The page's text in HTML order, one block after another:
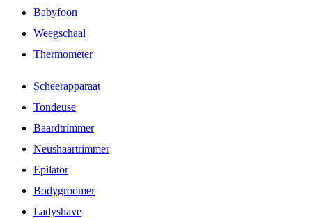
Babyfoon
Weegschaal
Thermometer
Scheerapparaat
Tondeuse
Baardtrimmer
Neushaartrimmer
Epilator
Bodygroomer
Ladyshave